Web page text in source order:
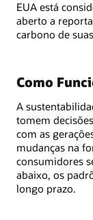
EUA está
aberto a
carbono de
Como
A
tomem
com as
mudanças na
consumidores
abaixo, os
longo prazo.